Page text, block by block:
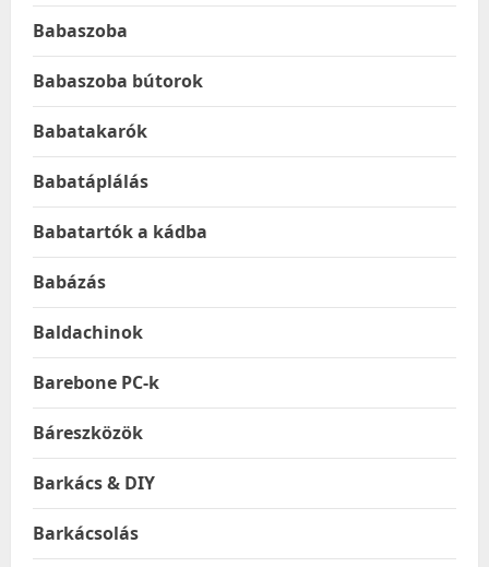
Babaszoba
Babaszoba bútorok
Babatakarók
Babatáplálás
Babatartók a kádba
Babázás
Baldachinok
Barebone PC-k
Báreszközök
Barkács & DIY
Barkácsolás